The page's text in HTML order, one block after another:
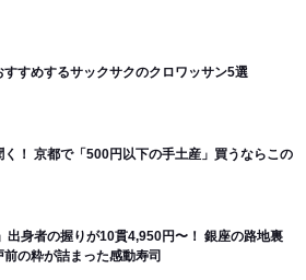
すすめするサックサクのクロワッサン5選
く！ 京都で「500円以下の手土産」買うならこの
出身者の握りが10貫4,950円〜！ 銀座の路地裏
の粋が詰まった感動寿司